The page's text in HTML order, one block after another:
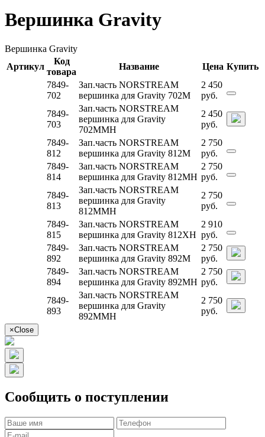
Вершинка Gravity
Вершинка Gravity
Артикул
Код
товара
Название Цена Купить
7849-
702
Зап.часть NORSTREAM
вершинка для Gravity 702M
2 450
руб.
7849-
703
Зап.часть NORSTREAM
вершинка для Gravity
702MMH
2 450
руб.
7849-
812
Зап.часть NORSTREAM
вершинка для Gravity 812M
2 750
руб.
7849-
814
Зап.часть NORSTREAM
вершинка для Gravity 812MH
2 750
руб.
7849-
813
Зап.часть NORSTREAM
вершинка для Gravity
812MMH
2 750
руб.
7849-
815
Зап.часть NORSTREAM
вершинка для Gravity 812XH
2 910
руб.
7849-
892
Зап.часть NORSTREAM
вершинка для Gravity 892M
2 750
руб.
7849-
894
Зап.часть NORSTREAM
вершинка для Gravity 892MH
2 750
руб.
7849-
893
Зап.часть NORSTREAM
вершинка для Gravity
892MMH
2 750
руб.
×Close
Сообщить о поступлении